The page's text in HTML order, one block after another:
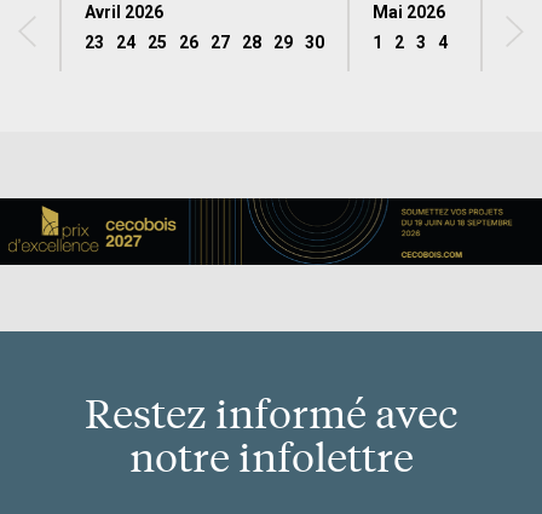
Événements et conférences
Avril 2026
23
24 25 26 27 28 29 30
Mai 2026
1
2 3 4 7
Restez informé avec
notre infolettre